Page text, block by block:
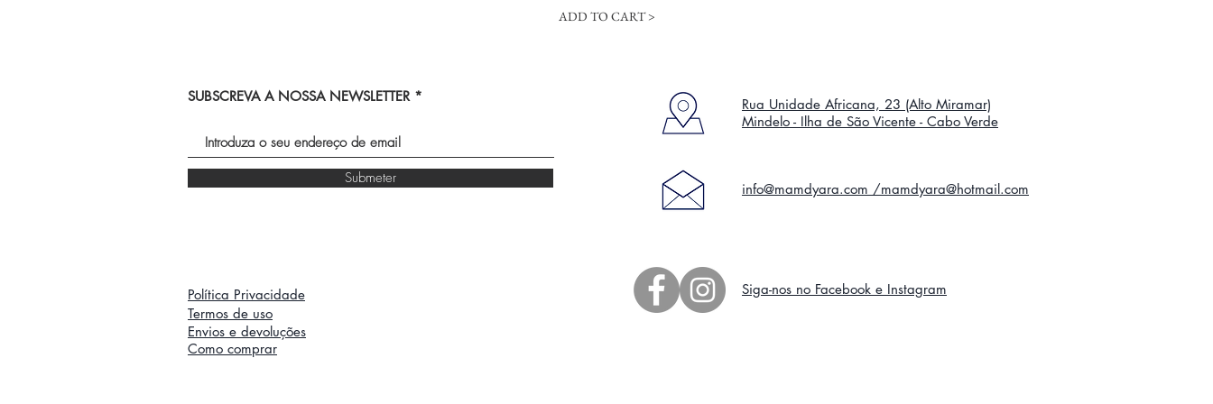
ADD TO CART >
SUBSCREVA A NOSSA NEWSLETTER
Submeter
Política Privacidade
Termos de uso
Rua Unidade Africana, 23 (Alto Miramar)
Mindelo - Ilha de São Vicente - Cabo Verde
info@mamdyara.com /mamdyara@hotmail.com
Siga-nos no Facebook e Instagram
Envios e devoluções
Como comprar